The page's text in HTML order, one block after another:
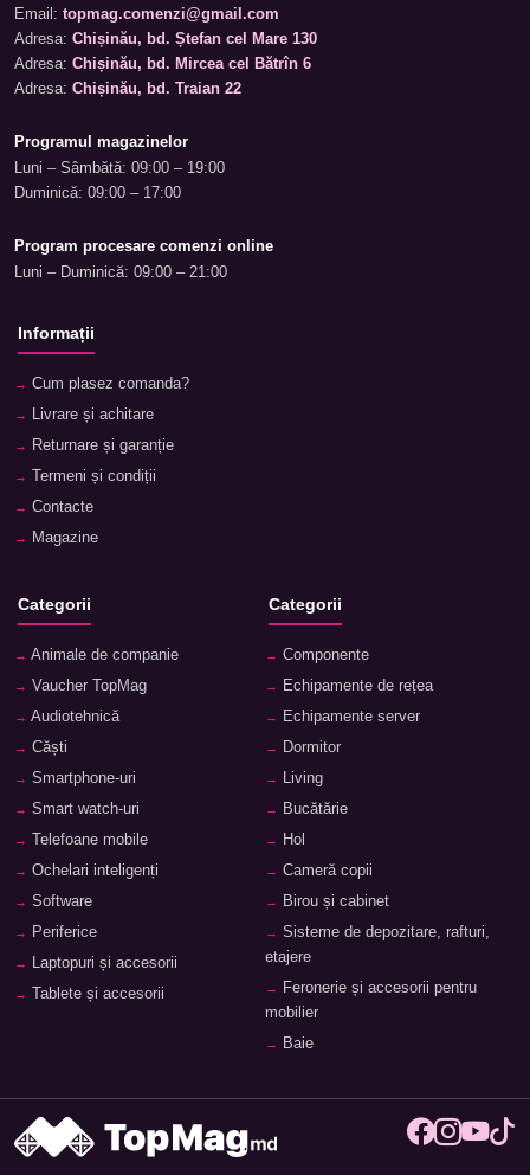
Email: topmag.comenzi@gmail.com
Adresa: Chișinău, bd. Ștefan cel Mare 130
Adresa: Chișinău, bd. Mircea cel Bătrîn 6
Adresa: Chișinău, bd. Traian 22
Programul magazinelor
Luni – Sâmbătă: 09:00 – 19:00
Duminică: 09:00 – 17:00
Program procesare comenzi online
Luni – Duminică: 09:00 – 21:00
Informații
Cum plasez comanda?
Livrare și achitare
Returnare și garanție
Termeni și condiții
Contacte
Magazine
Categorii
Animale de companie
Vaucher TopMag
Audiotehnică
Căști
Smartphone-uri
Smart watch-uri
Telefoane mobile
Ochelari inteligenți
Software
Periferice
Laptopuri și accesorii
Tablete și accesorii
Categorii
Componente
Echipamente de rețea
Echipamente server
Dormitor
Living
Bucătărie
Hol
Cameră copii
Birou și cabinet
Sisteme de depozitare, rafturi,
etajere
Feronerie și accesorii pentru
mobilier
Baie